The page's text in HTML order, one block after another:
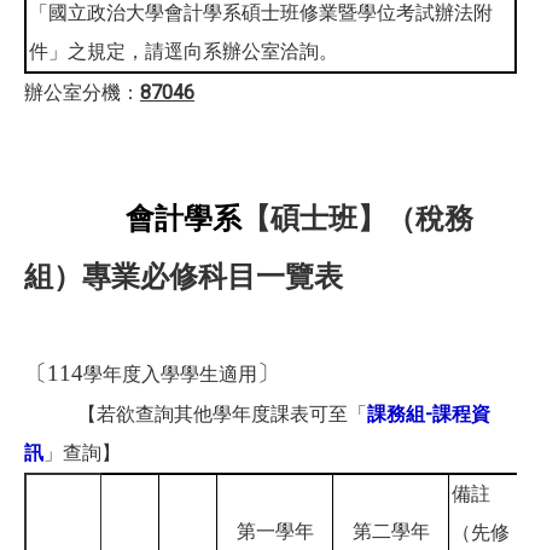
「國立政治大學會計學系碩士班修業暨學位考試辦法附
件」之規定，請逕向系辦公室洽詢。
辦公室分機： 87046
會計學系 【碩士班】（稅務
組）專業必修科目一覽表
〔114學年度入學學生適用 〕
【若欲查詢其他學年度課表可至「課務組-課程資
訊 」查詢】
第一學年 第二學年
備註
（先修